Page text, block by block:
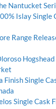
Nantucket
Islay Single
Range
Finish Single
Single Cask